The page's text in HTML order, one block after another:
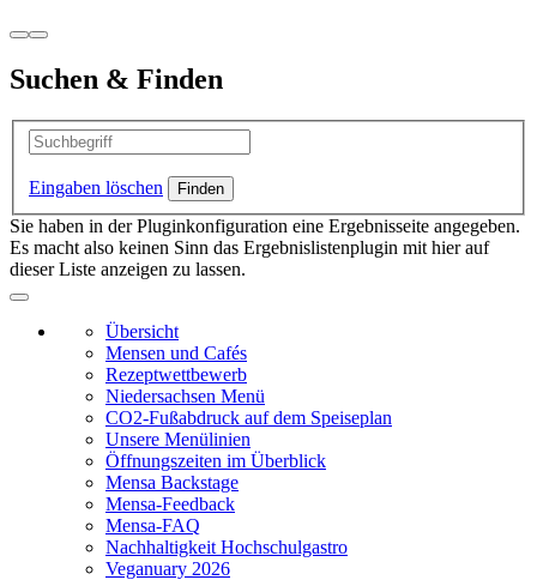
Suchen & Finden
Eingaben löschen
Sie haben in der Pluginkonfiguration eine Ergebnisseite angegeben.
Es macht also keinen Sinn das Ergebnislistenplugin mit hier auf
dieser Liste anzeigen zu lassen.
Übersicht
Mensen und Cafés
Rezeptwettbewerb
Niedersachsen Menü
CO2-Fußabdruck auf dem Speiseplan
Unsere Menülinien
Öffnungszeiten im Überblick
Mensa Backstage
Mensa-Feedback
Mensa-FAQ
Nachhaltigkeit Hochschulgastro
Veganuary 2026